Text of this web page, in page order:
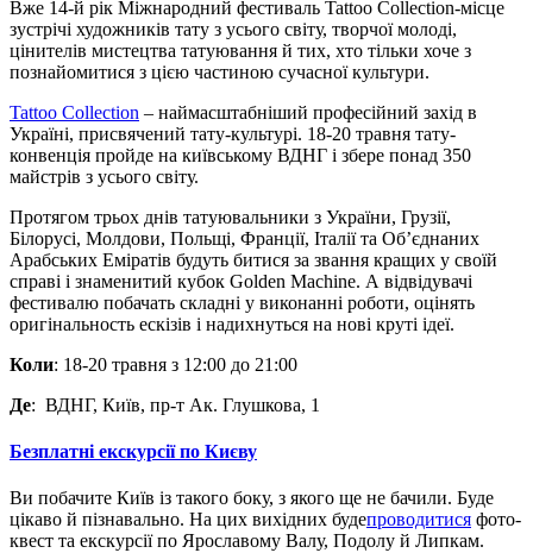
Вже 14-й рік Міжнародний фестиваль Tattoo Collection-місце
зустрічі художників тату з усього світу, творчої молоді,
цінителів мистецтва татуювання й тих, хто тільки хоче з
познайомитися з цією частиною сучасної культури.
Tattoo Collection – наймасштабніший професійний захід в
Україні, присвячений тату-культурі. 18-20 травня тату-
конвенція пройде на київському ВДНГ і збере понад 350
майстрів з усього світу.
Протягом трьох днів татуювальники з України, Грузії,
Білорусі, Молдови, Польщі, Франції, Італії та Об’єднаних
Арабських Еміратів будуть битися за звання кращих у своїй
справі і знаменитий кубок Golden Machine. А відвідувачі
фестивалю побачать складні у виконанні роботи, оцінять
оригінальность ескізів і надихнуться на нові круті ідеї.
Коли: 18-20 травня з 12:00 до 21:00
Де: ВДНГ, Київ, пр-т Ак. Глушкова, 1
Безплатні екскурсії по Києву
Ви побачите Київ із такого боку, з якого ще не бачили. Буде
цікаво й пізнавально. На цих вихідних будепроводитися фото-
квест та екскурсії по Ярославому Валу, Подолу й Липкам.